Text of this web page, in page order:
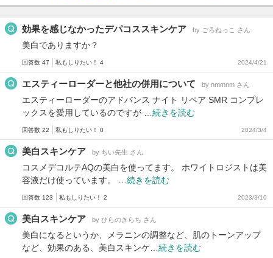
効果を感じなかったデパコススキンケア by ごろねっこ さん
美白でありますか？
回答数 47 私もしりたい！ 4 2024/4/21
エスティーローダーと他社の併用について by nmmnm さん
エスティーローダーのアドバンス ナイト リペア SMR コンプレ
ックスを愛用しているのですが … 続きを読む
回答数 22 私もしりたい！ 0 2024/3/4
美白スキンケア by ちい先生 さん
コスメデコルテAQの美白を使ってます。 ホワイトロジストは美
容液だけ使っています。 … 続きを読む
回答数 123 私もしりたい！ 2 2023/3/10
美白スキンケア by ひらのきらち さん
美白になるというか、メラニンの調整など、肌のトーンアップ
など、効果のある、美白スキンケ… 続きを読む